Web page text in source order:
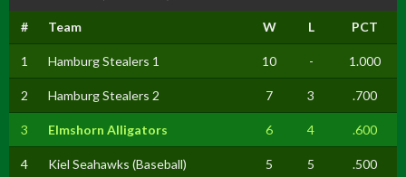
# Team W L PCT
1 Hamburg Stealers 1 10 - 1.000
2 Hamburg Stealers 2 7 3 .700
3 Elmshorn Alligators 6 4 .600
4 Kiel Seahawks (Baseball) 5 5 .500